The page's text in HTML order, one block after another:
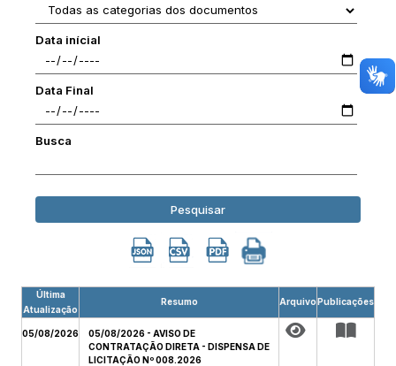
Data inícial
Data Final
Busca
Pesquisar
Última
Atualização
Resumo ArquivoPublicações
05/08/2026
05/08/2026 - AVISO DE
CONTRATAÇÃO DIRETA - DISPENSA DE
LICITAÇÃO Nº 008.2026